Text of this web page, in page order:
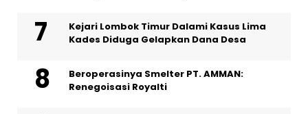
Kejari Lombok Timur Dalami Kasus Lima
Kades Diduga Gelapkan Dana Desa
Beroperasinya Smelter PT. AMMAN:
Renegoisasi Royalti